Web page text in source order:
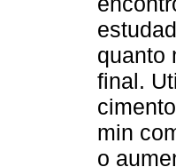
quanto
final.
min
o